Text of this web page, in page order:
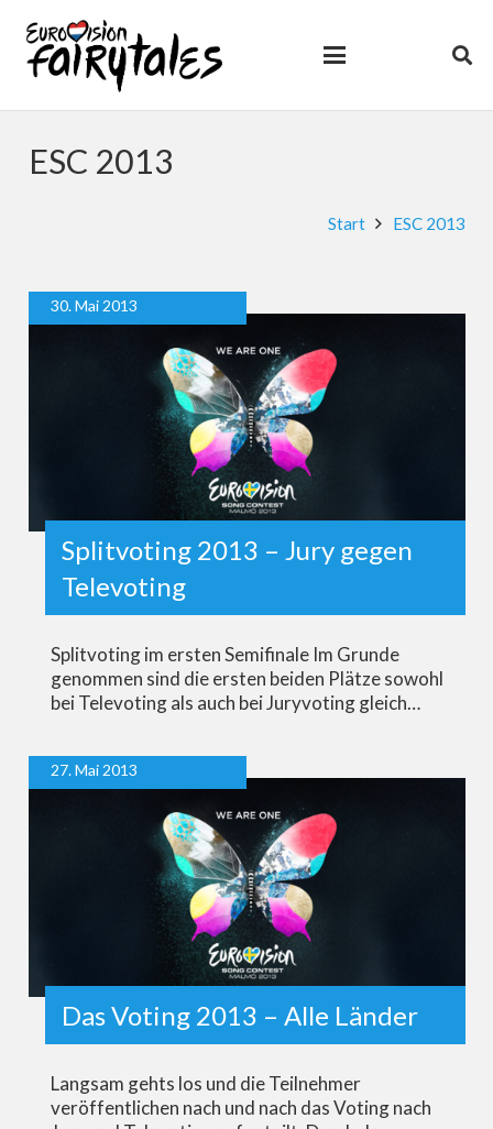
ESC 2013
Start ESC 2013
30. Mai 2013
Splitvoting 2013 – Jury gegen
Televoting
Splitvoting im ersten Semifinale Im Grunde
genommen sind die ersten beiden Plätze sowohl
bei Televoting als auch bei Juryvoting gleich…
27. Mai 2013
Das Voting 2013 – Alle Länder
Langsam gehts los und die Teilnehmer
veröffentlichen nach und nach das Voting nach